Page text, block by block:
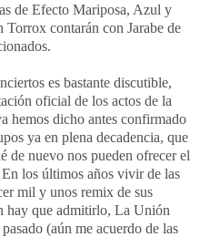
de Efecto Mariposa, Azul y
contarán con Jarabe de
es bastante discutible,
oficial de los actos de la
hemos dicho antes confirmado
ya en plena decadencia, que
de nuevo nos pueden ofrecer el
los últimos años vivir de las
mil y unos remix de sus
hay que admitirlo, La Unión
(aún me acuerdo de las